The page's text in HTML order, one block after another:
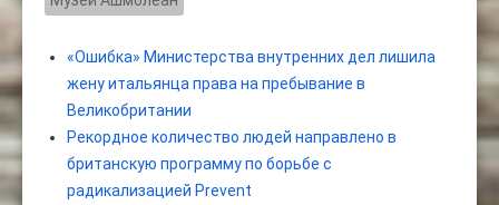
«Ошибка» Министерства внутренних дел лишила
жену итальянца права на пребывание в
Великобритании
Рекордное количество людей направлено в
британскую программу по борьбе с
радикализацией Prevent